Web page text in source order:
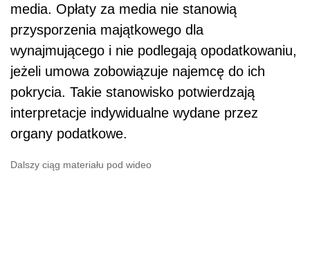
media. Opłaty za media nie stanowią
przysporzenia majątkowego dla
wynajmującego i nie podlegają opodatkowaniu,
jeżeli umowa zobowiązuje najemcę do ich
pokrycia. Takie stanowisko potwierdzają
interpretacje indywidualne wydane przez
organy podatkowe.
Dalszy ciąg materiału pod wideo